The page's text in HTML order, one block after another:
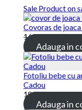
Sale Product on
Covoras de
169.00lei115.00
Adauga in
Fotoliu bebe cu
Cadou
189.00lei
Adauga in